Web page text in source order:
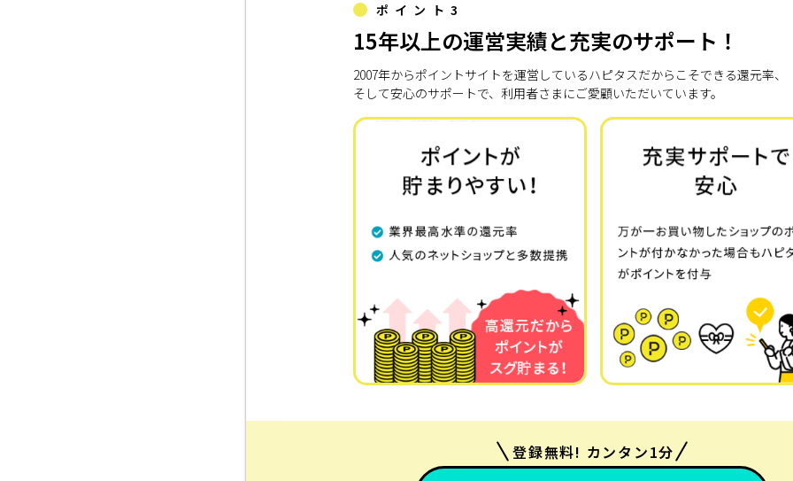
ポイント3
15年以上の運営実績と充実のサポート！
2007年からポイントサイトを運営しているハピタスだからこそできる還元率、
そして安心のサポートで、利用者さまにご愛顧いただいています。
登録無料! カンタン1分